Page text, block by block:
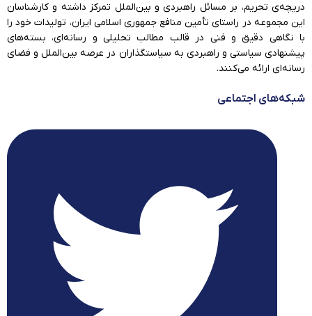
دریچه‌ی تحریم، بر مسائل راهبردی و بین‌الملل تمرکز داشته و کارشناسان
این مجموعه در راستای تأمین منافع جمهوری اسلامی ایران، تولیدات خود را
با نگاهی دقیق و فنی در قالب مطالب تحلیلی و رسانه‌ای، بسته‌های
پیشنهادی سیاستی و راهبردی به سیاستگذاران در عرصه بین‌الملل و فضای
رسانه‌ای ارائه می‌کنند.
شبکه‌های اجتماعی